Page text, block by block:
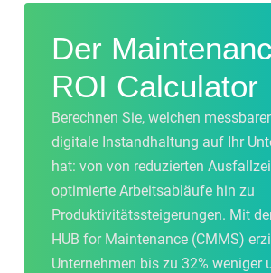
Der Maintena
ROI Calculator
Berechnen Sie, welchen mess
digitale Instandhaltung auf Ihr
hat: von von reduzierten
optimierte Arbeitsabläufe hin zu
Produktivitätssteigerungen. Mit
HUB for Maintenance (CMMS)
Unternehmen bis zu 32% weniger